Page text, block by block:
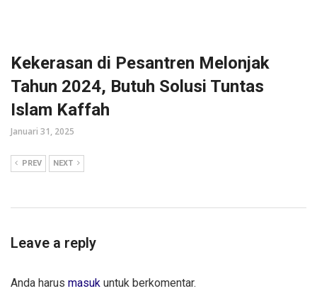
Kekerasan di Pesantren Melonjak
Tahun 2024, Butuh Solusi Tuntas
Islam Kaffah
Januari 31, 2025
PREV NEXT
Leave a reply
Anda harus masuk untuk berkomentar.